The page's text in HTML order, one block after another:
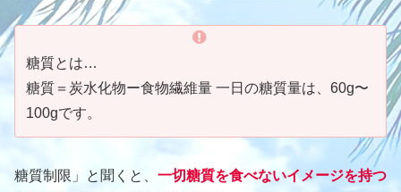
糖質とは…
糖質＝炭水化物ー食物繊維量 一日の糖質量は、60g〜
100gです。
糖質制限」と聞くと、 一切糖質を食べないイメージを持つ